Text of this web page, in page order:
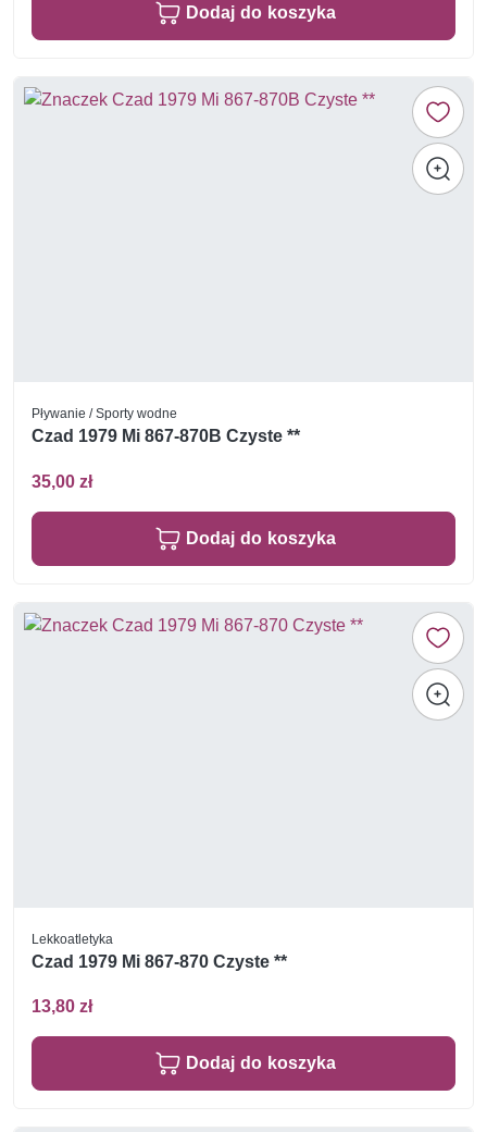
Dodaj do koszyka
Pływanie / Sporty wodne
Czad 1979 Mi 867-870B Czyste **
35,00 zł
Dodaj do koszyka
Lekkoatletyka
Czad 1979 Mi 867-870 Czyste **
13,80 zł
Dodaj do koszyka